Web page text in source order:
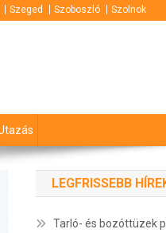
Szeged Szoboszló Szolnok
LEGFRISSEBB
Tarló- és bozóttüzek